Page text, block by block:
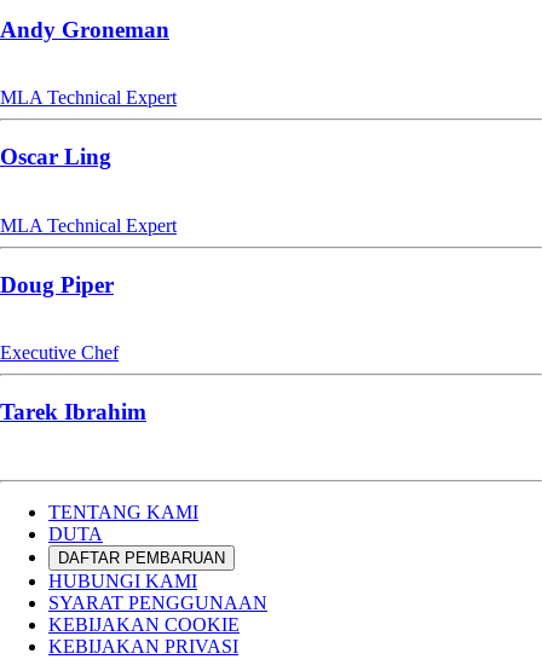
Andy Groneman
MLA Technical Expert
Oscar Ling
MLA Technical Expert
Doug Piper
Executive Chef
Tarek Ibrahim
TENTANG KAMI
DUTA
DAFTAR PEMBARUAN
HUBUNGI KAMI
SYARAT PENGGUNAAN
KEBIJAKAN COOKIE
KEBIJAKAN PRIVASI